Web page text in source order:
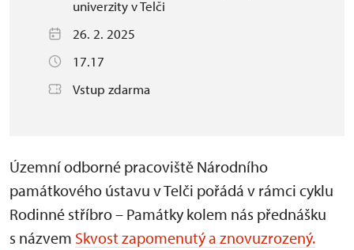
univerzity v Telči
26. 2. 2025
17.17
Vstup zdarma
Územní odborné pracoviště Národního
památkového ústavu v Telči pořádá v rámci cyklu
Rodinné stříbro – Památky kolem nás přednášku
s názvem Skvost zapomenutý a znovuzrozený.